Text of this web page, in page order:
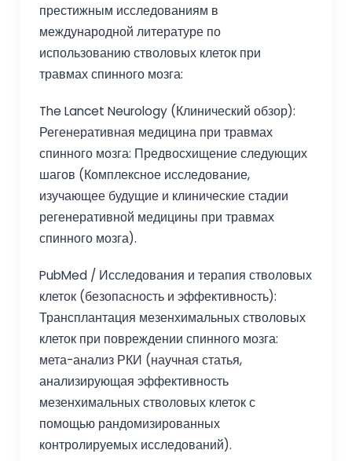
престижным исследованиям в
международной литературе по
использованию стволовых клеток при
травмах спинного мозга:
The Lancet Neurology (Клинический обзор):
Регенеративная медицина при травмах
спинного мозга: Предвосхищение следующих
шагов (Комплексное исследование,
изучающее будущие и клинические стадии
регенеративной медицины при травмах
спинного мозга).
PubMed / Исследования и терапия стволовых
клеток (безопасность и эффективность):
Трансплантация мезенхимальных стволовых
клеток при повреждении спинного мозга:
мета-анализ РКИ (научная статья,
анализирующая эффективность
мезенхимальных стволовых клеток с
помощью рандомизированных
контролируемых исследований).